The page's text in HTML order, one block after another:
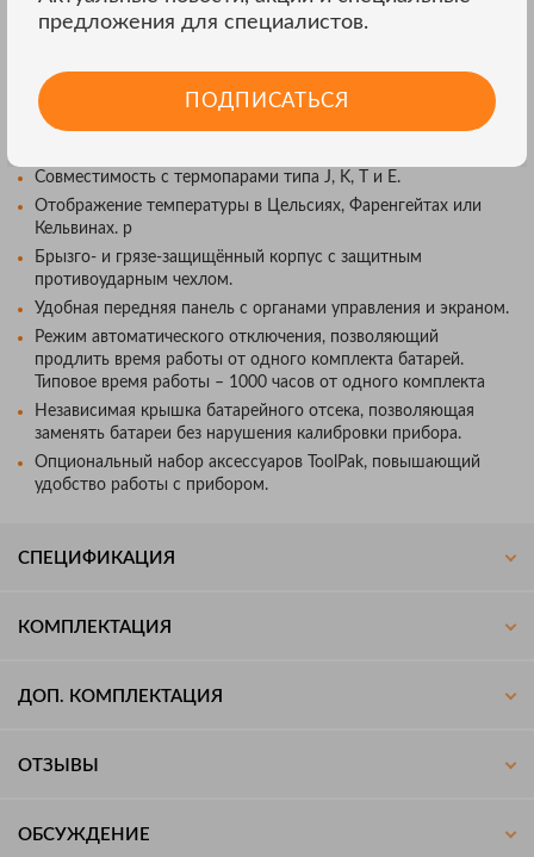
средних значений температуры.
Функция электронной установки нуля, позволяющая
компенсировать постоянную погрешность термодатчика,
Совместимость с термопарами типа J, K, T и E.
Отображение температуры в Цельсиях, Фаренгейтах или
Кельвинах. р
Брызго- и грязе-защищённый корпус с защитным
противоударным чехлом.
Удобная передняя панель с органами управления и экраном.
Режим автоматического отключения, позволяющий
продлить время работы от одного комплекта батарей.
Типовое время работы – 1000 часов от одного комплекта
Независимая крышка батарейного отсека, позволяющая
заменять батареи без нарушения калибровки прибора.
Опциональный набор аксессуаров ToolPak, повышающий
удобство работы с прибором.
СПЕЦИФИКАЦИЯ
КОМПЛЕКТАЦИЯ
ДОП. КОМПЛЕКТАЦИЯ
ОТЗЫВЫ
ОБСУЖДЕНИЕ
предложения для специалистов.
ПОДПИСАТЬСЯ